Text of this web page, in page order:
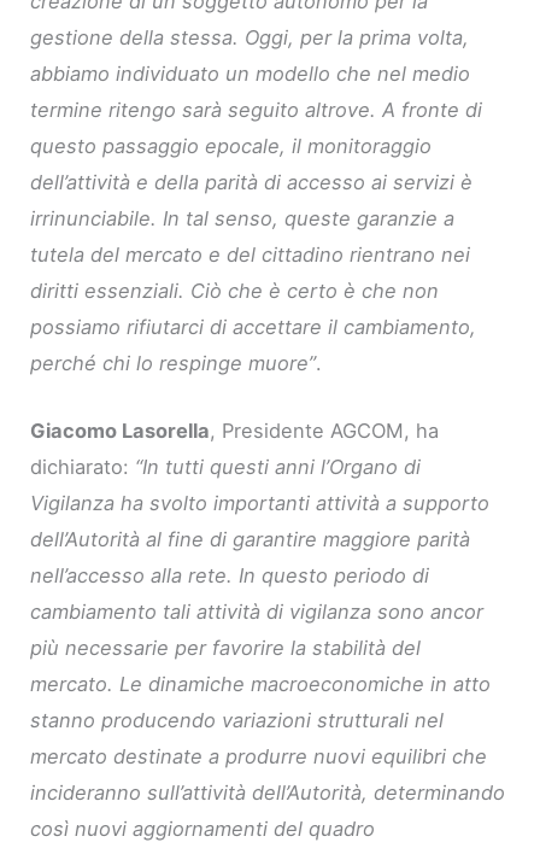
gestione della stessa. Oggi, per la prima volta,
abbiamo individuato un modello che nel medio
termine ritengo sarà seguito altrove. A fronte di
questo passaggio epocale, il monitoraggio
dell’attività e della parità di accesso ai servizi è
irrinunciabile. In tal senso, queste garanzie a
tutela del mercato e del cittadino rientrano nei
diritti essenziali. Ciò che è certo è che non
possiamo rifiutarci di accettare il cambiamento,
perché chi lo respinge muore”.
Giacomo Lasorella, Presidente AGCOM, ha
dichiarato: “In tutti questi anni l’Organo di
Vigilanza ha svolto importanti attività a supporto
dell’Autorità al fine di garantire maggiore parità
nell’accesso alla rete. In questo periodo di
cambiamento tali attività di vigilanza sono ancor
più necessarie per favorire la stabilità del
mercato. Le dinamiche macroeconomiche in atto
stanno producendo variazioni strutturali nel
mercato destinate a produrre nuovi equilibri che
incideranno sull’attività dell’Autorità, determinando
così nuovi aggiornamenti del quadro